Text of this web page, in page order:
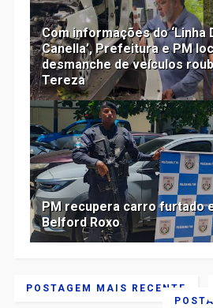
Com informações do ‘Linha
Canella’, Prefeitura e PM
desmanche de veículos
Tereza
PM recupera carro furtado
Belford Roxo
POSTAGEM MAIS RECENTE